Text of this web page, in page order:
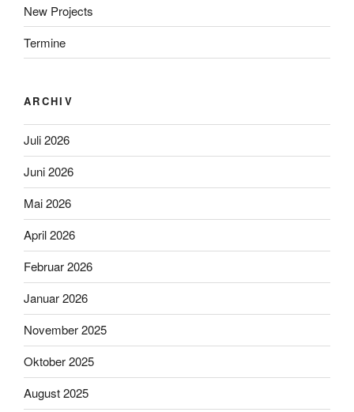
New Projects
Termine
ARCHIV
Juli 2026
Juni 2026
Mai 2026
April 2026
Februar 2026
Januar 2026
November 2025
Oktober 2025
August 2025